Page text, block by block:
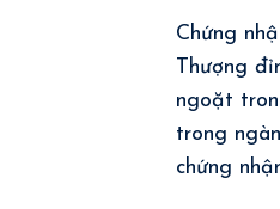
Chứng
Thượng
ngoặt
trong
chứng